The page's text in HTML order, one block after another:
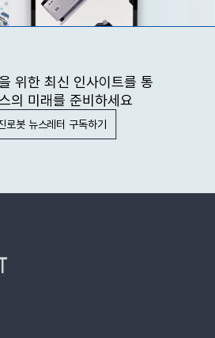
위한 최신 인사이트를 통
의 미래를 준비하세요
로봇 뉴스레터 구독하기